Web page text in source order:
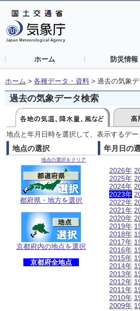
ホーム 防災情報
ホーム > 各種データ・資料 > 過去の気象
過去の気象データ検索
地点と年月日時を選択して、表示するデ
地点の選択
地点の選択をクリア
都府県・地方を選択
京都府内の地点を選択
京都府全地点
年月日の
2026年
2025年
2024年
2023年
2022年
2021年
2020年
2019年
2018年
2017年
2016年
2015年
2014年
2013年
2012年
2011年
2010年
2009年